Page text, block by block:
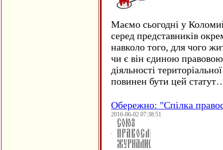
Маємо сьогодні у
серед представників
навколо того, для чого
чи є він єдиною
діяльності
повинен бути цей
Обережно: "Спілка
2016-06-02 07:38:51